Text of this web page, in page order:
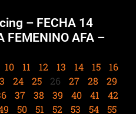
– FECHA 14
FEMENINO AFA –
10 11 12 13 14 15
16
24 25 26 27 28
29
37 38 39 40 41
42
50 51 52 53 54 55